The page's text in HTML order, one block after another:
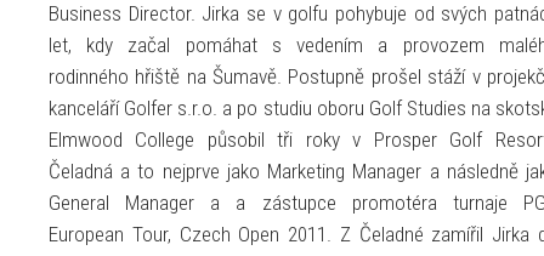
Business Director. Jirka se v golfu pohybuje od svých
let, kdy začal pomáhat s vedením a provozem
rodinného hřiště na Šumavě. Postupně prošel stáží v
kanceláří Golfer s.r.o. a po studiu oboru Golf Studies na
Elmwood College působil tři roky v Prosper Golf
Čeladná a to nejprve jako Marketing Manager a následně
General Manager a a zástupce promotéra turnaje
European Tour, Czech Open 2011. Z Čeladné zamířil Jirka